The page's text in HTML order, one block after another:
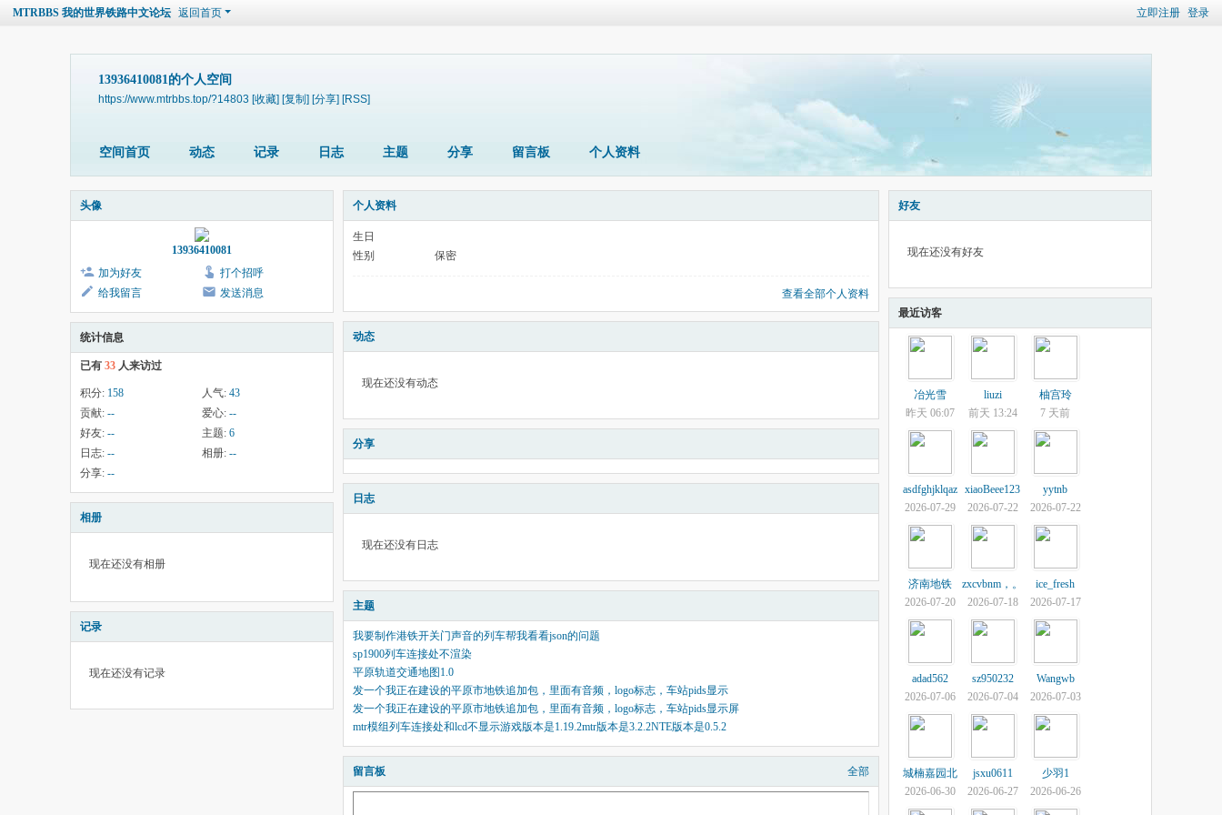
立即注册 登录
MTRBBS 我的世界铁路中文论坛 返回首页
13936410081的个人空间
https://www.mtrbbs.top/?14803 [收藏] [复制] [分享] [RSS]
空间首页 动态 记录 日志 主题 分享 留言板 个人资料
头像
13936410081
加为好友
打个招呼
给我留言
发送消息
统计信息
已有 33 人来访过
积分: 158 人气: 43
贡献: -- 爱心: --
好友: -- 主题: 6
日志: -- 相册: --
分享: --
相册
现在还没有相册
记录
现在还没有记录
个人资料
生日
性别
保密
查看全部个人资料
动态
现在还没有动态
分享
日志
现在还没有日志
主题
我要制作港铁开关门声音的列车帮我看看json的问题
sp1900列车连接处不渲染
平原轨道交通地图1.0
发一个我正在建设的平原市地铁追加包，里面有音频，logo标志，车站pids显示
发一个我正在建设的平原市地铁追加包，里面有音频，logo标志，车站pids显示屏
mtr模组列车连接处和lcd不显示游戏版本是1.19.2mtr版本是3.2.2NTE版本是0.5.2
留言板 全部
好友
现在还没有好友
最近访客
冶光雪
昨天 06:07
liuzi
前天 13:24
柚宫玲
7 天前
asdfghjklqaz
2026-07-29
xiaoBeee123
2026-07-22
yytnb
2026-07-22
济南地铁
2026-07-20
zxcvbnm，。
2026-07-18
ice_fresh
2026-07-17
adad562
2026-07-06
sz950232
2026-07-04
Wangwb
2026-07-03
城楠嘉园北
2026-06-30
jsxu0611
2026-06-27
少羽1
2026-06-26